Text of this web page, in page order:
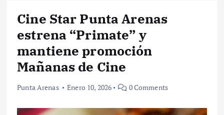
Cine Star Punta Arenas
estrena “Primate” y
mantiene promoción
Mañanas de Cine
Punta Arenas Enero 10, 2026 0 Comments